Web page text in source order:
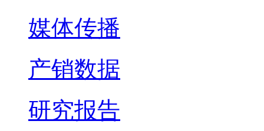
媒体传播
产销数据
研究报告